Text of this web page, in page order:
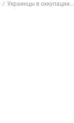
Украинцы в оккупации...